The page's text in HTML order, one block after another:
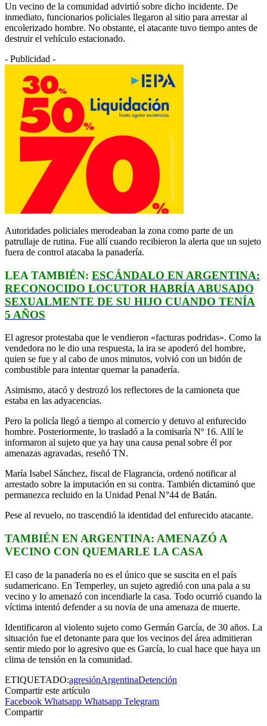
Un vecino de la comunidad advirtió sobre dicho incidente. De
inmediato, funcionarios policiales llegaron al sitio para arrestar al
encolerizado hombre. No obstante, el atacante tuvo tiempo antes de
destruir el vehículo estacionado.
- Publicidad -
Autoridades policiales merodeaban la zona como parte de un
patrullaje de rutina. Fue allí cuando recibieron la alerta que un sujeto
fuera de control atacaba la panadería.
LEA TAMBIÉN: ESCÁNDALO EN ARGENTINA:
RECONOCIDO LOCUTOR HABRÍA ABUSADO
SEXUALMENTE DE SU HIJO CUANDO TENÍA
5 AÑOS
El agresor protestaba que le vendieron «facturas podridas». Como la
vendedora no le dio una respuesta, la ira se apoderó del hombre,
quien se fue y al cabo de unos minutos, volvió con un bidón de
combustible para intentar quemar la panadería.
Asimismo, atacó y destrozó los reflectores de la camioneta que
estaba en las adyacencias.
Pero la policía llegó a tiempo al comercio y detuvo al enfurecido
hombre. Posteriormente, lo trasladó a la comisaría Nº 16. Allí le
informaron al sujeto que ya hay una causa penal sobre él por
amenazas agravadas, reseñó TN.
María Isabel Sánchez, fiscal de Flagrancia, ordenó notificar al
arrestado sobre la imputación en su contra. También dictaminó que
permanezca recluido en la Unidad Penal N°44 de Batán.
Pese al revuelo, no trascendió la identidad del enfurecido atacante.
TAMBIÉN EN ARGENTINA: AMENAZÓ A
VECINO CON QUEMARLE LA CASA
El caso de la panadería no es el único que se suscita en el país
sudamericano. En Temperley, un sujeto agredió con una pala a su
vecino y lo amenazó con incendiarle la casa. Todo ocurrió cuando la
víctima intentó defender a su novia de una amenaza de muerte.
Identificaron al violento sujeto como Germán García, de 30 años. La
situación fue el detonante para que los vecinos del área admitieran
sentir miedo por lo agresivo que es García, lo cual hace que haya un
clima de tensión en la comunidad.
ETIQUETADO:agresiónArgentinaDetención
Compartir este artículo
Facebook Whatsapp Whatsapp Telegram
Compartir